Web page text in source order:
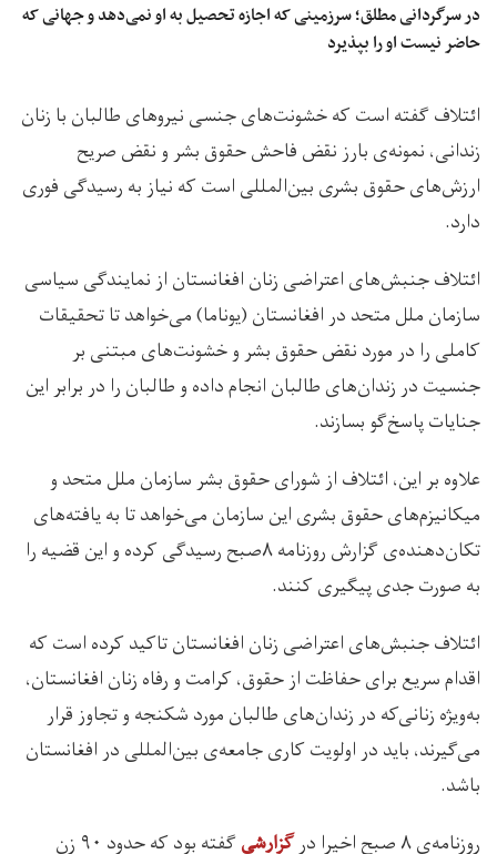
در سرگردانی مطلق؛ سرزمینی که اجازه تحصیل به او نمی‌دهد و جهانی که
حاضر نیست او را بپذیرد
ائتلاف گفته است که خشونت‌های جنسی نیروهای طالبان با زنان
زندانی، نمونه‌ی بارز نقض فاحش حقوق بشر و نقض صریح
ارزش‌های حقوق بشری بین‌المللی است که نیاز به رسیدگی فوری
دارد.
ائتلاف جنبش‌های اعتراضی زنان افغانستان از نمایندگی سیاسی
سازمان ملل متحد در افغانستان (یوناما) می‌خواهد تا تحقیقات
کاملی را در مورد نقض حقوق بشر و خشونت‌های مبتنی بر
جنسیت در زندان‌های طالبان انجام داده و طالبان را در برابر این
جنایات پاسخ‌گو بسازند.
علاوه بر این، ائتلاف از شورای حقوق بشر سازمان ملل متحد و
میکانیزم‌های حقوق بشری این سازمان می‌خواهد تا به یافته‌های
تکان‌دهنده‌ی گزارش روزنامه ۸صبح رسیدگی کرده و این قضیه را
به صورت جدی پیگیری کنند.
ائتلاف جنبش‌های اعتراضی زنان افغانستان تاکید کرده است که
اقدام سریع برای حفاظت از حقوق، کرامت و رفاه زنان افغانستان،
به‌ویژه زنانی‌که در زندان‌های طالبان مورد شکنجه و تجاوز قرار
می‌گیرند، باید در اولویت کاری جامعه‌ی بین‌المللی در افغانستان
باشد.
روزنامه‌ی ۸ صبح اخیرا در
گزارشی
گفته بود که حدود ۹۰ زن